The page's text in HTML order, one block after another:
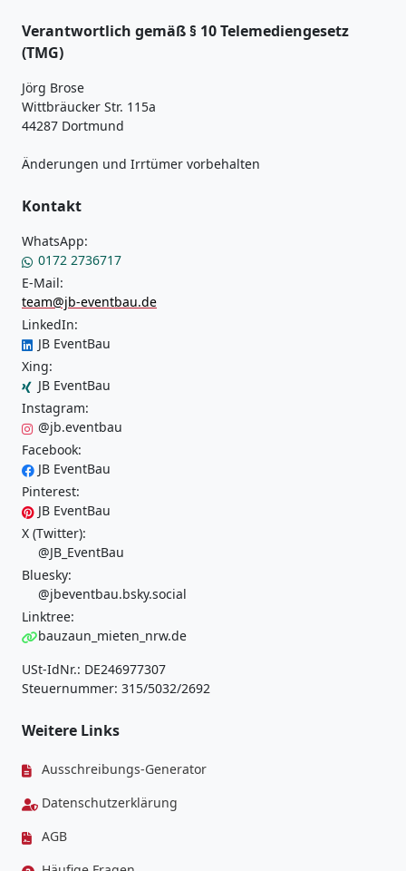
Verantwortlich gemäß § 10 Telemediengesetz
(TMG)
Jörg Brose
Wittbräucker Str. 115a
44287 Dortmund
Änderungen und Irrtümer vorbehalten
Kontakt
WhatsApp:
0172 2736717
E-Mail:
team@jb-eventbau.de
LinkedIn:
JB EventBau
Xing:
JB EventBau
Instagram:
@jb.eventbau
Facebook:
JB EventBau
Pinterest:
JB EventBau
X (Twitter):
@JB_EventBau
Bluesky:
@jbeventbau.bsky.social
Linktree:
bauzaun_mieten_nrw.de
USt-IdNr.: DE246977307
Steuernummer: 315/5032/2692
Weitere Links
Ausschreibungs-Generator
Datenschutzerklärung
AGB